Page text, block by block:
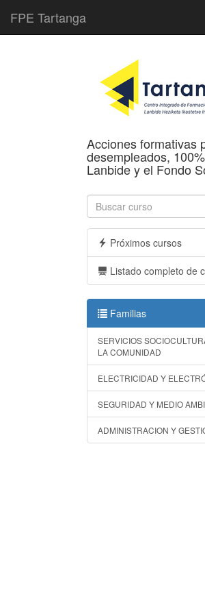
FPE Tartanga
Acciones formativas
desempleados,
Lanbide y el Fondo
Próximos cursos
Listado completo de
Familias
SERVICIOS
LA COMUNIDAD
ELECTRICIDAD Y
SEGURIDAD Y MEDIO
ADMINISTRACION Y